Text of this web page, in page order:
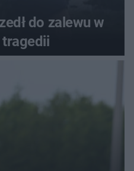
do zalewu w
tragedii